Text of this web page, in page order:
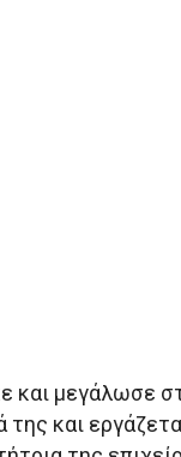
και μεγάλωσε
της και